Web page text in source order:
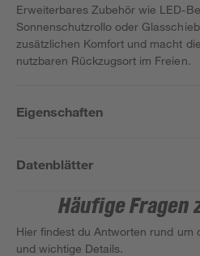
Erweiterbares Zubehör wie LED-
Sonnenschutzrollo oder
zusätzlichen Komfort und macht
nutzbaren Rückzugsort im Freien.
Eigenschaften
Datenblätter
Häufige Fragen
Hier findest du Antworten rund um
und wichtige Details.